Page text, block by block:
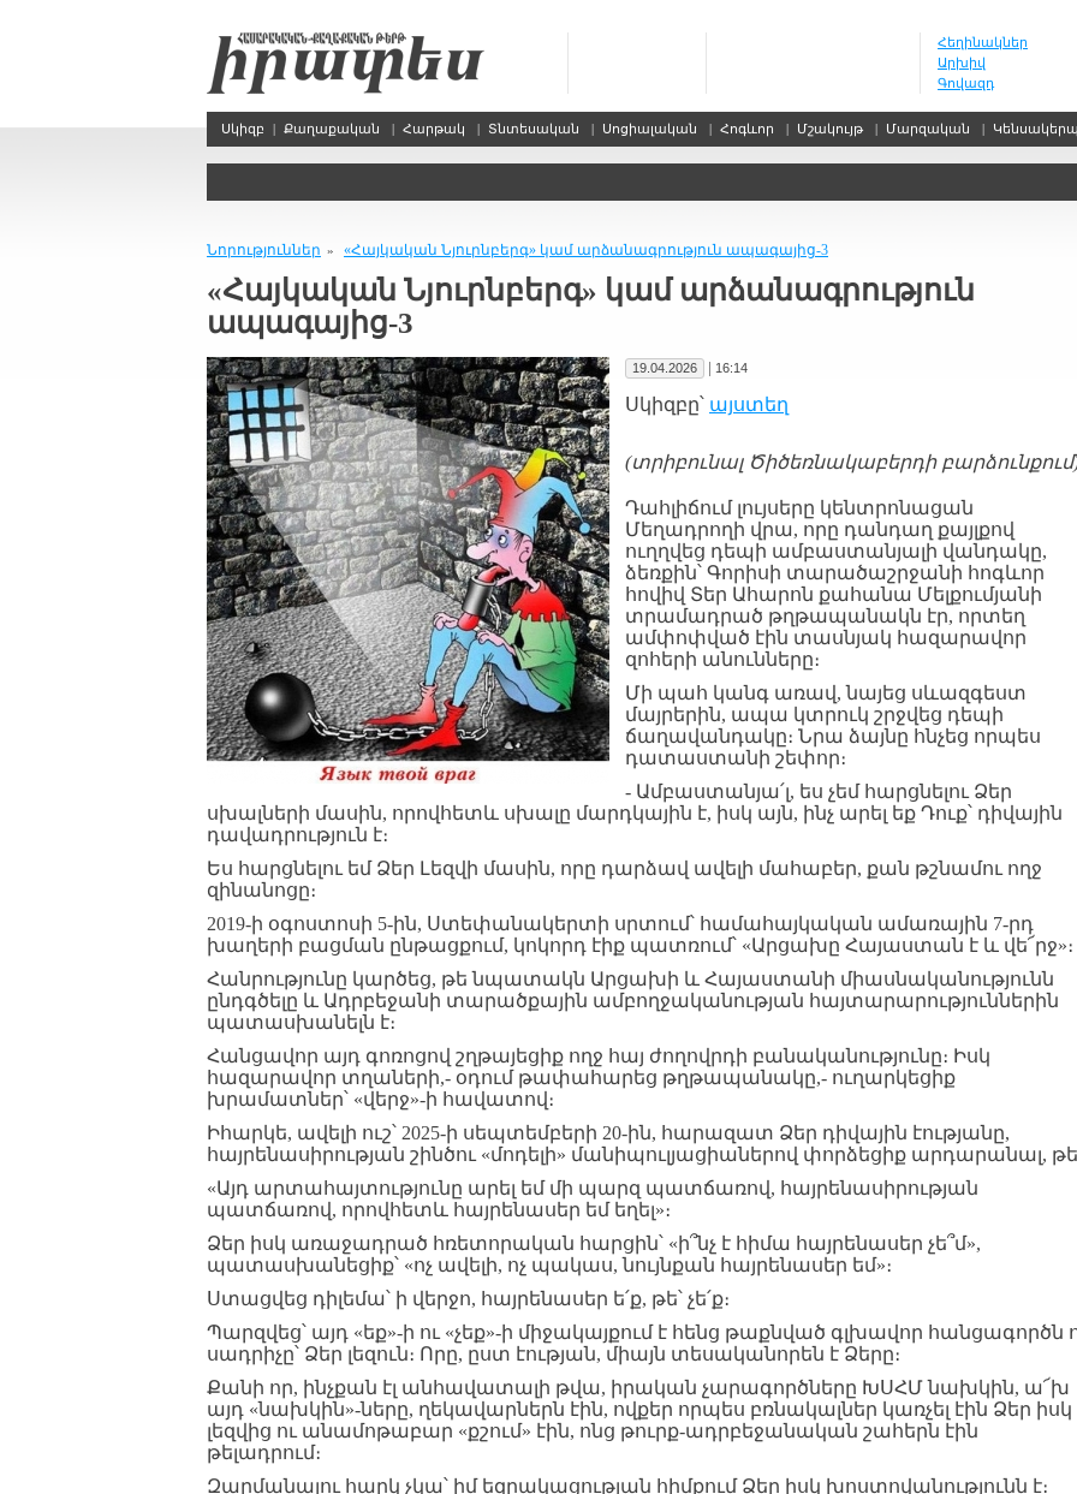
Հեղինակներ
Արխիվ
Գովազդ
Սկիզբ | Քաղաքական | Հարթակ | Տնտեսական | Սոցիալական | Հոգևոր | Մշակույթ | Մարզական |
Նորություններ » «Հայկական Նյուրնբերգ» կամ արձանագրություն ապագայից-3
«Հայկական Նյուրնբերգ» կամ արձանագրություն
ապագայից-3
19.04.2026 | 16:14
Սկիզբը՝ այստեղ
(տրիբունալ Ծիծեռնակաբերդի
Դահլիճում լույսերը կենտրոնացան
Մեղադրողի վրա, որը դանդաղ քայլքով
ուղղվեց դեպի ամբաստանյալի վանդակը,
ձեռքին՝ Գորիսի տարածաշրջանի հոգևոր
հովիվ Տեր Ահարոն քահանա Մելքումյանի
տրամադրած թղթապանակն էր, որտեղ
ամփոփված էին տասնյակ հազարավոր
զոհերի անունները։
Մի պահ կանգ առավ, նայեց սևազգեստ
մայրերին, ապա կտրուկ շրջվեց դեպի
ճաղավանդակը։ Նրա ձայնը հնչեց որպես
դատաստանի շեփոր։
- Ամբաստանյա՛լ, ես չեմ հարցնելու Ձեր
սխալների մասին, որովհետև սխալը մարդկային է, իսկ այն, ինչ արել եք Դուք՝ դիվային
դավադրություն է։
Ես հարցնելու եմ Ձեր Լեզվի մասին, որը դարձավ ավելի մահաբեր, քան թշնամու ողջ
զինանոցը։
2019-ի օգոստոսի 5-ին, Ստեփանակերտի սրտում՝ համահայկական ամառային 7-րդ
խաղերի բացման ընթացքում, կոկորդ էիք պատռում՝ «Արցախը Հայաստան է և վե՜րջ»։
Հանրությունը կարծեց, թե նպատակն Արցախի և Հայաստանի միասնականությունն
ընդգծելը և Ադրբեջանի տարածքային ամբողջականության հայտարարություններին
պատասխանելն է։
Հանցավոր այդ գոռոցով շղթայեցիք ողջ հայ ժողովրդի բանականությունը։ Իսկ
հազարավոր տղաների,- օդում թափահարեց թղթապանակը,- ուղարկեցիք
խրամատներ՝ «վերջ»-ի հավատով։
Իհարկե, ավելի ուշ՝ 2025-ի սեպտեմբերի 20-ին, հարազատ Ձեր դիվային էությանը,
հայրենասիրության շինծու «մոդելի» մանիպուլյացիաներով փորձեցիք արդարանալ,
«Այդ արտահայտությունը արել եմ մի պարզ պատճառով, հայրենասիրության
պատճառով, որովհետև հայրենասեր եմ եղել»։
Ձեր իսկ առաջադրած հռետորական հարցին՝ «ի՞նչ է հիմա հայրենասեր չե՞մ»,
պատասխանեցիք՝ «ոչ ավելի, ոչ պակաս, նույնքան հայրենասեր եմ»։
Ստացվեց դիլեմա՝ ի վերջո, հայրենասեր ե՛ք, թե՝ չե՛ք։
Պարզվեց՝ այդ «եք»-ի ու «չեք»-ի միջակայքում է հենց թաքնված գլխավոր հանցագործն
սադրիչը՝ Ձեր լեզուն։ Որը, ըստ էության, միայն տեսականորեն է Ձերը։
Քանի որ, ինչքան էլ անհավատալի թվա, իրական չարագործները ԽՍՀՄ նախկին, ա՜խ
այդ «նախկին»-ները, ղեկավարներն էին, ովքեր որպես բռնակալներ կառչել էին Ձեր իսկ
լեզվից ու անամոթաբար «քշում» էին, ոնց թուրք-ադրբեջանական շահերն էին
թելադրում։
Զարմանալու հարկ չկա՝ իմ եզրակացության հիմքում Ձեր իսկ խոստովանությունն է։